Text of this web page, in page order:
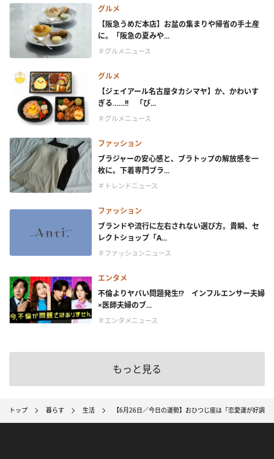
グルメ
【阪急うめだ本店】お盆の集まりや帰省の手土産
に。「阪急の夏みや...
＃グルメニュース
グルメ
【ジェイアール名古屋タカシマヤ】か、かわいす
ぎる……!! 「ぴ...
＃グルメニュース
ファッション
ブラジャーの安心感と、ブラトップの解放感を一
枚に。下着専門ブラ...
＃トレンドニュース
ファッション
ブランドや流行に左右されない選び方。貴瞬、セ
レクトショップ「A...
＃ファッションニュース
エンタメ
不倫よりヤバい問題発生!? インフルエンサー夫婦
×医師夫婦のブ...
＃エンタメニュース
もっと見る
トップ 暮らす 生活 【6月26日／今日の運勢】おひつじ座は「恋愛運が好調な